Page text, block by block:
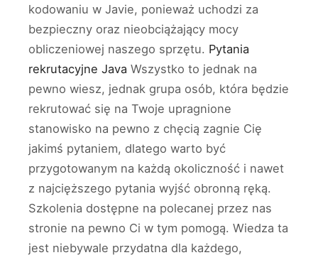
kodowaniu w Javie, ponieważ uchodzi za
bezpieczny oraz nieobciążający mocy
obliczeniowej naszego sprzętu. Pytania
rekrutacyjne Java Wszystko to jednak na
pewno wiesz, jednak grupa osób, która będzie
rekrutować się na Twoje upragnione
stanowisko na pewno z chęcią zagnie Cię
jakimś pytaniem, dlatego warto być
przygotowanym na każdą okoliczność i nawet
z najcięższego pytania wyjść obronną ręką.
Szkolenia dostępne na polecanej przez nas
stronie na pewno Ci w tym pomogą. Wiedza ta
jest niebywale przydatna dla każdego,